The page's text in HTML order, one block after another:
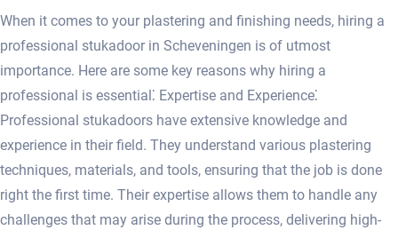
When it comes to your plastering and finishing needs, hiring a
professional stukadoor in Scheveningen is of utmost
importance. Here are some key reasons why hiring a
professional is essential⁚ Expertise and Experience⁚
Professional stukadoors have extensive knowledge and
experience in their field.​ They understand various plastering
techniques, materials, and tools, ensuring that the job is done
right the first time.​ Their expertise allows them to handle any
challenges that may arise during the process, delivering high-